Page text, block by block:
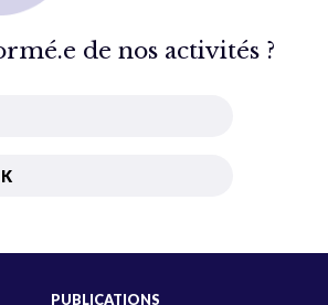
de nos activités ?
PUBLICATIONS